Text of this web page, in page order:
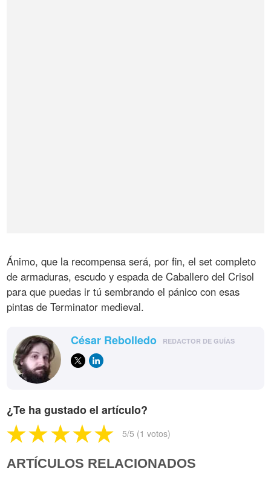
Ánimo, que la recompensa será, por fin, el set completo
de armaduras, escudo y espada de Caballero del Crisol
para que puedas ir tú sembrando el pánico con esas
pintas de Terminator medieval.
César Rebolledo REDACTOR DE GUÍAS
¿Te ha gustado el artículo?
5/5 (1 votos)
ARTÍCULOS RELACIONADOS